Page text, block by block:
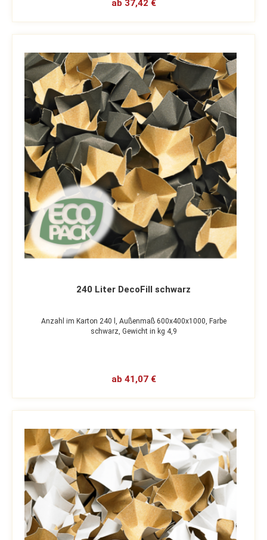
ab 37,42 €
240 Liter DecoFill schwarz
Anzahl im Karton 240 l, Außenmaß 600x400x1000, Farbe
schwarz, Gewicht in kg 4,9
ab 41,07 €